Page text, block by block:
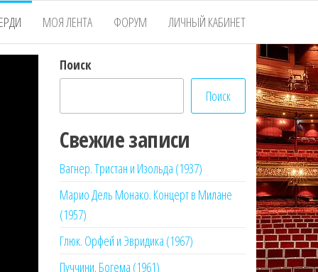
МОЯ ЛЕНТА ФОРУМ ЛИЧНЫЙ КАБИНЕТ
Поиск
Поиск
Свежие записи
Вагнер. Тристан и Изольда (1937)
Марио Дель Монако. Концерт в Милане
(1957)
Глюк. Орфей и Эвридика (1967)
Пуччини. Богема (1961)